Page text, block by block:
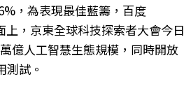
，為表現最佳藍籌，百度
上，京東全球科技探索者大會今日
億人工智慧生態規模，同時開放
試。